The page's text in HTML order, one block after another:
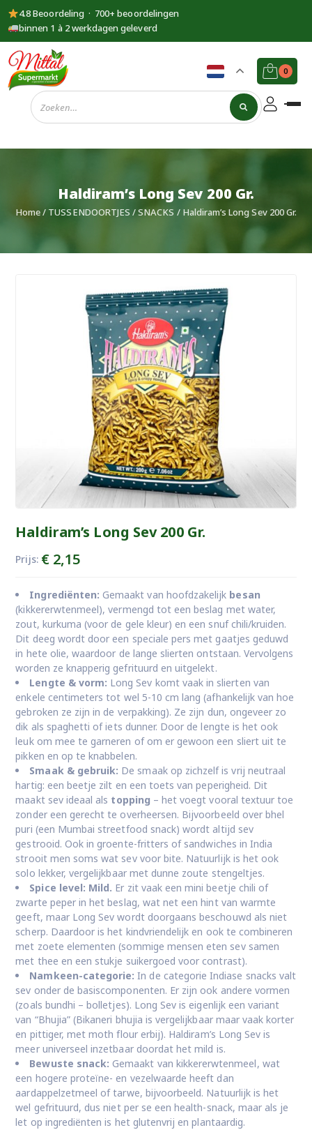
4.8 Beoordeling · 700+ beoordelingen
binnen 1 à 2 werkdagen geleverd
Supermarkt
Mittal
0
Haldiram’s Long Sev 200 Gr.
Home/ TUSSENDOORTJES /SNACKS / Haldiram’s Long Sev 200 Gr.
Haldiram’s Long Sev 200 Gr.
Prijs: €2,15
Ingrediënten: Gemaakt van hoofdzakelijk besan
(kikkererwtenmeel), vermengd tot een beslag met water,
zout, kurkuma (voor de gele kleur) en een snuf chili/kruiden.
Dit deeg wordt door een speciale pers met gaatjes geduwd
in hete olie, waardoor de lange slierten ontstaan. Vervolgens
worden ze knapperig gefrituurd en uitgelekt.
Lengte & vorm: Long Sev komt vaak in slierten van
enkele centimeters tot wel 5-10 cm lang (afhankelijk van hoe
gebroken ze zijn in de verpakking). Ze zijn dun, ongeveer zo
dik als spaghetti of iets dunner. Door de lengte is het ook
leuk om mee te garneren of om er gewoon een sliert uit te
pikken en op te knabbelen.
Smaak & gebruik: De smaak op zichzelf is vrij neutraal
hartig: een beetje zilt en een toets van peperigheid. Dit
maakt sev ideaal als topping – het voegt vooral textuur toe
zonder een gerecht te overheersen. Bijvoorbeeld over bhel
puri (een Mumbai streetfood snack) wordt altijd sev
gestrooid. Ook in groente-fritters of sandwiches in India
strooit men soms wat sev voor bite. Natuurlijk is het ook
solo lekker, vergelijkbaar met dunne zoute stengeltjes.
Spice level: Mild. Er zit vaak een mini beetje chili of
zwarte peper in het beslag, wat net een hint van warmte
geeft, maar Long Sev wordt doorgaans beschouwd als niet
scherp. Daardoor is het kindvriendelijk en ook te combineren
met zoete elementen (sommige mensen eten sev samen
met thee en een stukje suikergoed voor contrast).
Namkeen-categorie: In de categorie Indiase snacks valt
sev onder de basiscomponenten. Er zijn ook andere vormen
(zoals bundhi – bolletjes). Long Sev is eigenlijk een variant
van “Bhujia” (Bikaneri bhujia is vergelijkbaar maar vaak korter
en pittiger, met moth flour erbij). Haldiram’s Long Sev is
meer universeel inzetbaar doordat het mild is.
Bewuste snack: Gemaakt van kikkererwtenmeel, wat
een hogere proteïne- en vezelwaarde heeft dan
aardappelzetmeel of tarwe, bijvoorbeeld. Natuurlijk is het
wel gefrituurd, dus niet per se een health-snack, maar als je
let op ingrediënten is het glutenvrij en plantaardig.